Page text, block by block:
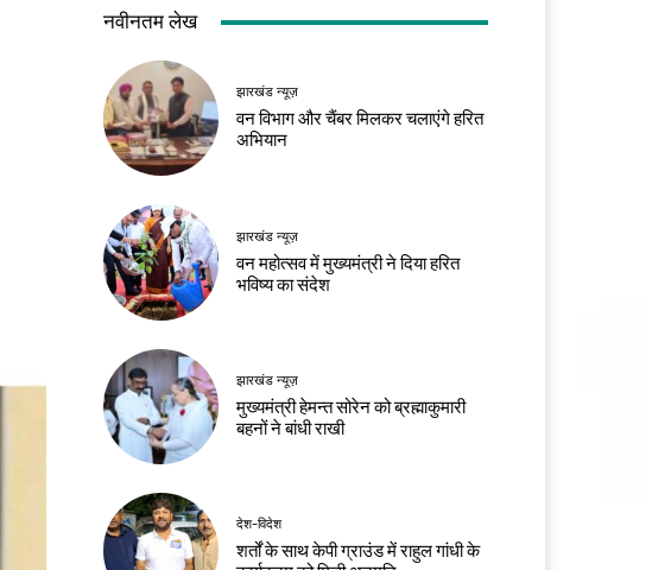
नवीनतम लेख
झारखंड न्यूज़
वन विभाग और चैंबर मिलकर चलाएंगे हरित
अभियान
झारखंड न्यूज़
वन महोत्सव में मुख्यमंत्री ने दिया हरित
भविष्य का संदेश
झारखंड न्यूज़
मुख्यमंत्री हेमन्त सोरेन को ब्रह्माकुमारी
बहनों ने बांधी राखी
देश-विदेश
शर्तों के साथ केपी ग्राउंड में राहुल गांधी के